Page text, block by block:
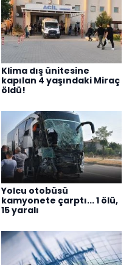
Klima dış ünitesine
kapılan 4 yaşındaki Miraç
öldü!
Yolcu otobüsü
kamyonete çarptı... 1 ölü,
15 yaralı